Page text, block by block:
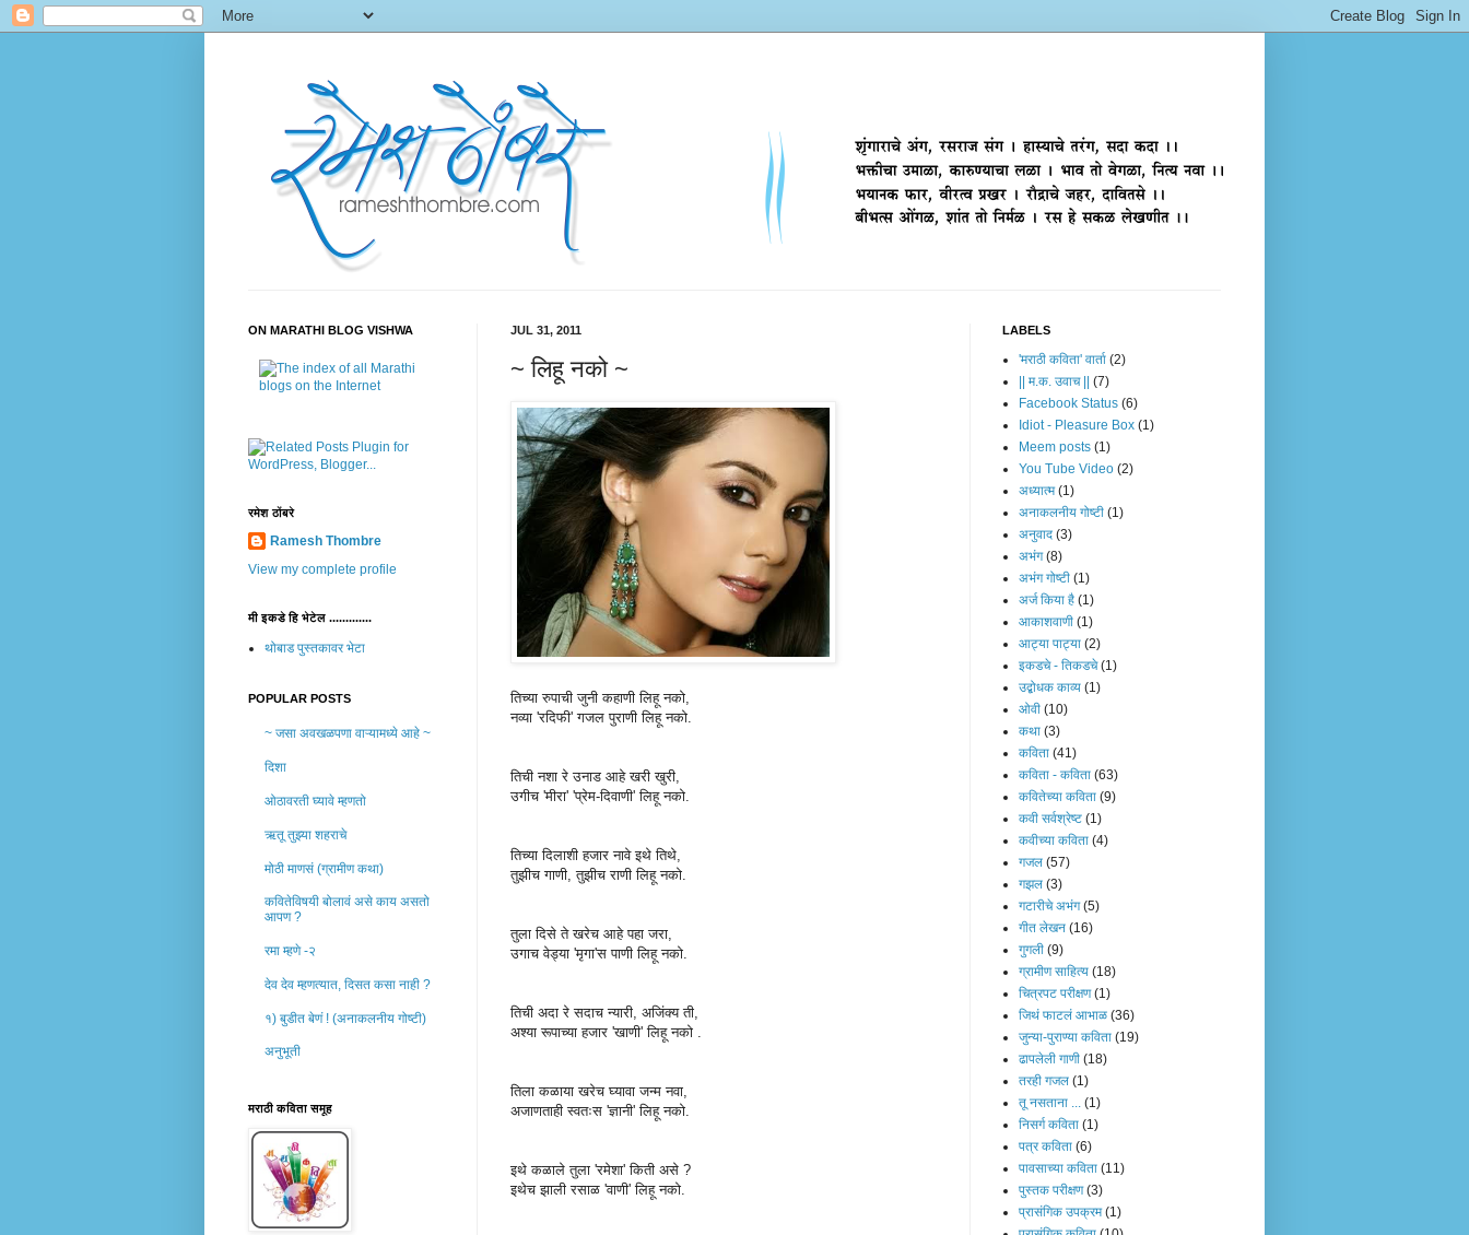
JUL 31, 2011
~ लिहू नको ~
तिच्या रुपाची जुनी कहाणी लिहू नको,
नव्या 'रदिफी' गजल पुराणी लिहू नको.
तिची नशा रे उनाड आहे खरी खुरी,
उगीच 'मीरा' 'प्रेम-दिवाणी' लिहू नको.
तिच्या दिलाशी हजार नावे इथे तिथे,
तुझीच गाणी, तुझीच राणी लिहू नको.
तुला दिसे ते खरेच आहे पहा जरा,
उगाच वेड्या 'मृगा'स पाणी लिहू नको.
तिची अदा रे सदाच न्यारी, अजिंक्य ती,
अश्या रूपाच्या हजार 'खाणी' लिहू नको .
तिला कळाया खरेच घ्यावा जन्म नवा,
अजाणताही स्वतःस 'ज्ञानी' लिहू नको.
इथे कळाले तुला 'रमेशा' किती असे ?
इथेच झाली रसाळ 'वाणी' लिहू नको.
ON MARATHI BLOG VISHWA
रमेश ठोंबरे
Ramesh Thombre
View my complete profile
मी इकडे हि भेटेल .............
थोबाड पुस्तकावर भेटा
POPULAR POSTS
~ जसा अवखळपणा वाऱ्यामध्ये आहे ~
दिशा
ओठावरती घ्यावे म्हणतो
ऋतू तुझ्या शहराचे
मोठी माणसं (ग्रामीण कथा)
कवितेविषयी बोलावं असे काय असतो
आपण ?
रमा म्हणे -२
देव देव म्हणत्यात, दिसत कसा नाही ?
१) बुडीत बेणं ! (अनाकलनीय गोष्टी)
अनुभूती
मराठी कविता समूह
LABELS
'मराठी कविता' वार्ता (2)
|| म.क. उवाच ||
(7)
Facebook Status (6)
Idiot - Pleasure Box (1)
Meem posts (1)
You Tube Video (2)
अध्यात्म (1)
अनाकलनीय गोष्टी (1)
अनुवाद (3)
अभंग (8)
अभंग गोष्टी (1)
अर्ज किया है (1)
आकाशवाणी (1)
आट्या पाट्या (2)
इकडचे - तिकडचे (1)
उद्बोधक काव्य (1)
ओवी (10)
कथा (3)
कविता (41)
कविता - कविता (63)
कवितेच्या कविता (9)
कवी सर्वश्रेष्ट (1)
कवीच्या कविता (4)
गजल (57)
गझल (3)
गटारीचे अभंग (5)
गीत लेखन (16)
गुगली (9)
ग्रामीण साहित्य (18)
चित्रपट परीक्षण (1)
जिथं फाटलं आभाळ (36)
जुन्या-पुराण्या कविता (19)
ढापलेली गाणी (18)
तरही गजल (1)
तू नसताना ... (1)
निसर्ग कविता (1)
पत्र कविता (6)
पावसाच्या कविता (11)
पुस्तक परीक्षण (3)
प्रासंगिक उपक्रम (1)